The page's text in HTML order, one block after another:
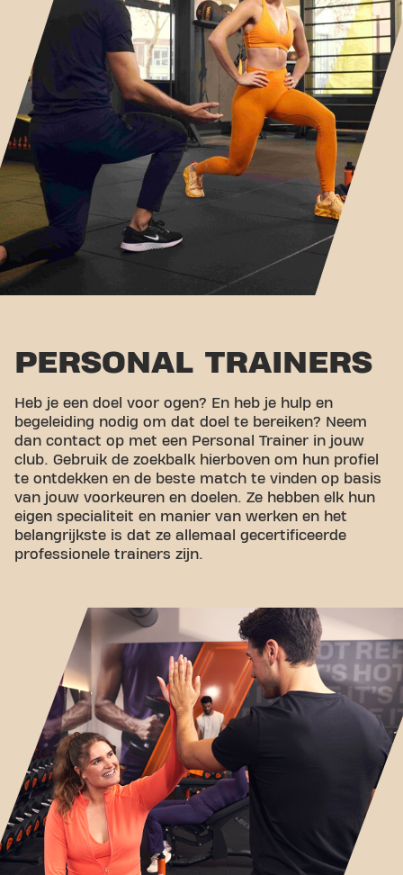
PERSONAL TRAINERS
Heb je een doel voor ogen? En heb je hulp en
begeleiding nodig om dat doel te bereiken? Neem
dan contact op met een Personal Trainer in jouw
club. Gebruik de zoekbalk hierboven om hun profiel
te ontdekken en de beste match te vinden op basis
van jouw voorkeuren en doelen. Ze hebben elk hun
eigen specialiteit en manier van werken en het
belangrijkste is dat ze allemaal gecertificeerde
professionele trainers zijn.